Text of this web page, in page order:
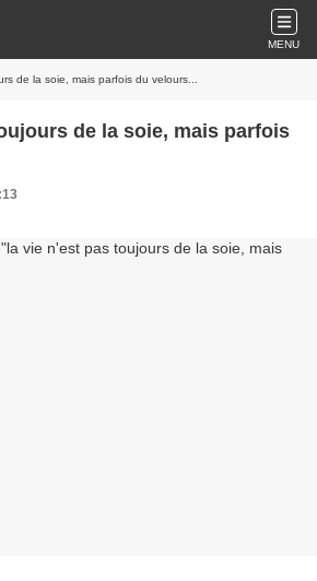
MENU
de la soie, mais parfois du velours...
de la soie, mais parfois